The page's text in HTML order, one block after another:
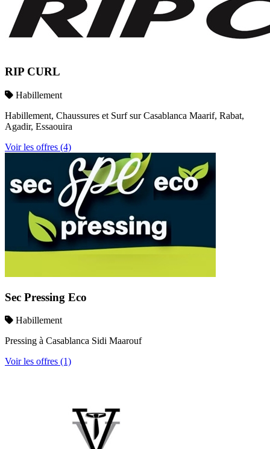
RIP CURL
Habillement
Habillement, Chaussures et Surf sur Casablanca Maarif, Rabat,
Agadir, Essaouira
Voir les offres (4)
Sec Pressing Eco
Habillement
Pressing à Casablanca Sidi Maarouf
Voir les offres (1)